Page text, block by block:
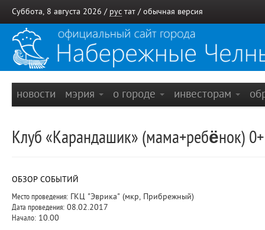
Суббота, 8 августа 2026 / рус тат / обычная версия
новости мэрия о городе инвесторам
Клуб «Карандашик» (мама+ребёнок) 0+
ОБЗОР СОБЫТИЙ
Место проведения: ГКЦ "Эврика" (мкр, Прибрежный)
Дата проведения: 08.02.2017
Начало: 10.00